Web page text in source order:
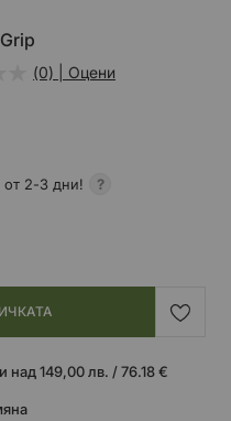
(0) | Оцени
от 2-3 дни!
над 149,00 лв. / 76.18 €